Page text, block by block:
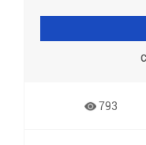
793